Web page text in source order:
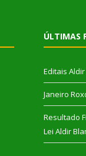
ÚLTIMAS
Editais Aldir
Janeiro
Resultado
Lei Aldir